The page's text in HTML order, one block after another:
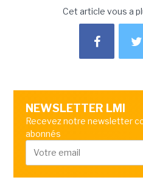
Cet article vous a
NEWSLETTER LMI
Recevez notre newsletter
abonnés